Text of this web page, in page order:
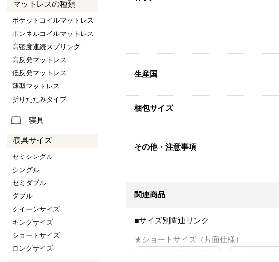
マットレスの種類
ポケットコイルマットレス
ボンネルコイルマットレス
高密度連続スプリング
高反発マットレス
低反発マットレス
薄型マットレス
折りたたみタイプ
寝具
寝具サイズ
セミシングル
シングル
セミダブル
ダブル
クイーンサイズ
キングサイズ
ショートサイズ
ロングサイズ
生産国
梱包サイズ
その他・注意事項
関連商品
■サイズ別関連リンク
★ショートサイズ（片面仕様）